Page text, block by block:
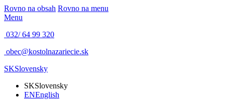
Rovno na obsah Rovno na menu
Menu
032/ 64 99 320
obec@kostolnazariecie.sk
SKSlovensky
SKSlovensky
ENEnglish